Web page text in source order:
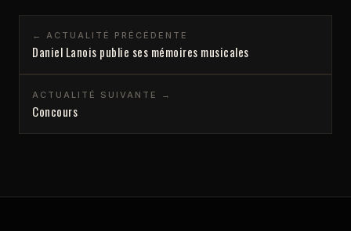
← ACTUALITÉ PRÉCÉDENTE
Daniel Lanois publie ses mémoires musicales
ACTUALITÉ SUIVANTE →
Concours